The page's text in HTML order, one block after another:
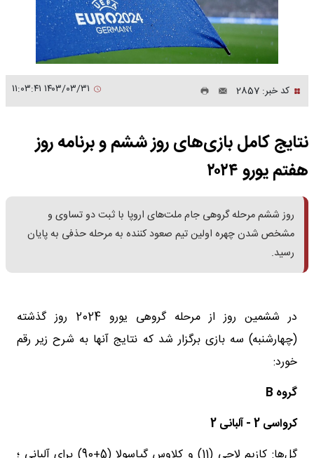
کد خبر: 2857
نتایج کامل بازی‌های روز ششم و برنامه روز
هفتم یورو ۲۰۲۴
روز ششم مرحله گروهی جام ملت‌های اروپا با ثبت دو تساوی و
مشخص شدن چهره اولین تیم صعود کننده به مرحله حذفی به پایان
رسید.
در ششمین روز از مرحله گروهی یورو 2024 روز گذشته
(چهارشنبه) سه بازی برگزار شد که نتایج آنها به شرح زیر رقم
خورد:
گروه B
کرواسی 2 - آلبانی 2